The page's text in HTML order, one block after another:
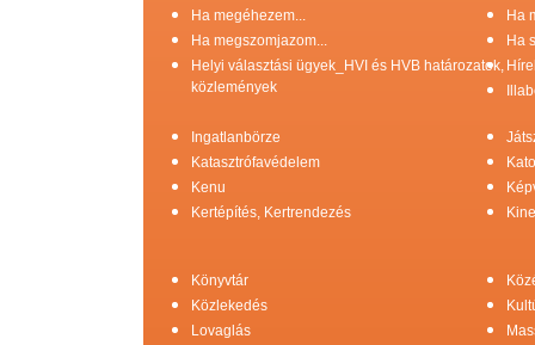
Ha megéhezem...
Ha
Ha megszomjazom...
Ha
Helyi választási ügyek_HVI és HVB határozatok,
közlemények
Ingatlanbörze
Katasztrófavédelem
Kenu
Kertépítés, Kertrendezés
Könyvtár
Közlekedés
Lovaglás